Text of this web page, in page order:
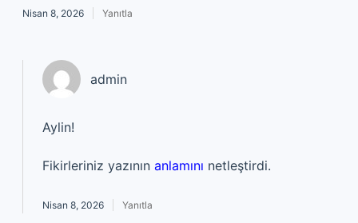
Nisan 8, 2026 Yanıtla
admin
Aylin!
Fikirleriniz yazının anlamını netleştirdi.
Nisan 8, 2026 Yanıtla